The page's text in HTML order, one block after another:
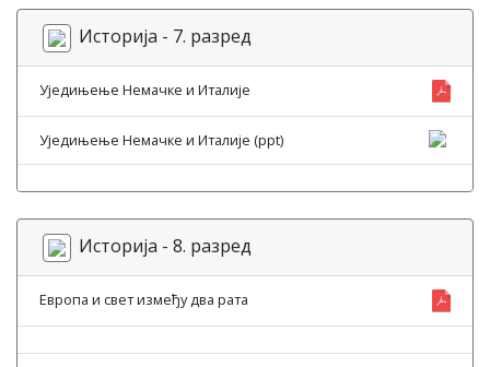
Историја - 7. разред
Уједињење Немачке и Италије
Уједињење Немачке и Италије (ppt)
Историја - 8. разред
Европа и свет између два рата